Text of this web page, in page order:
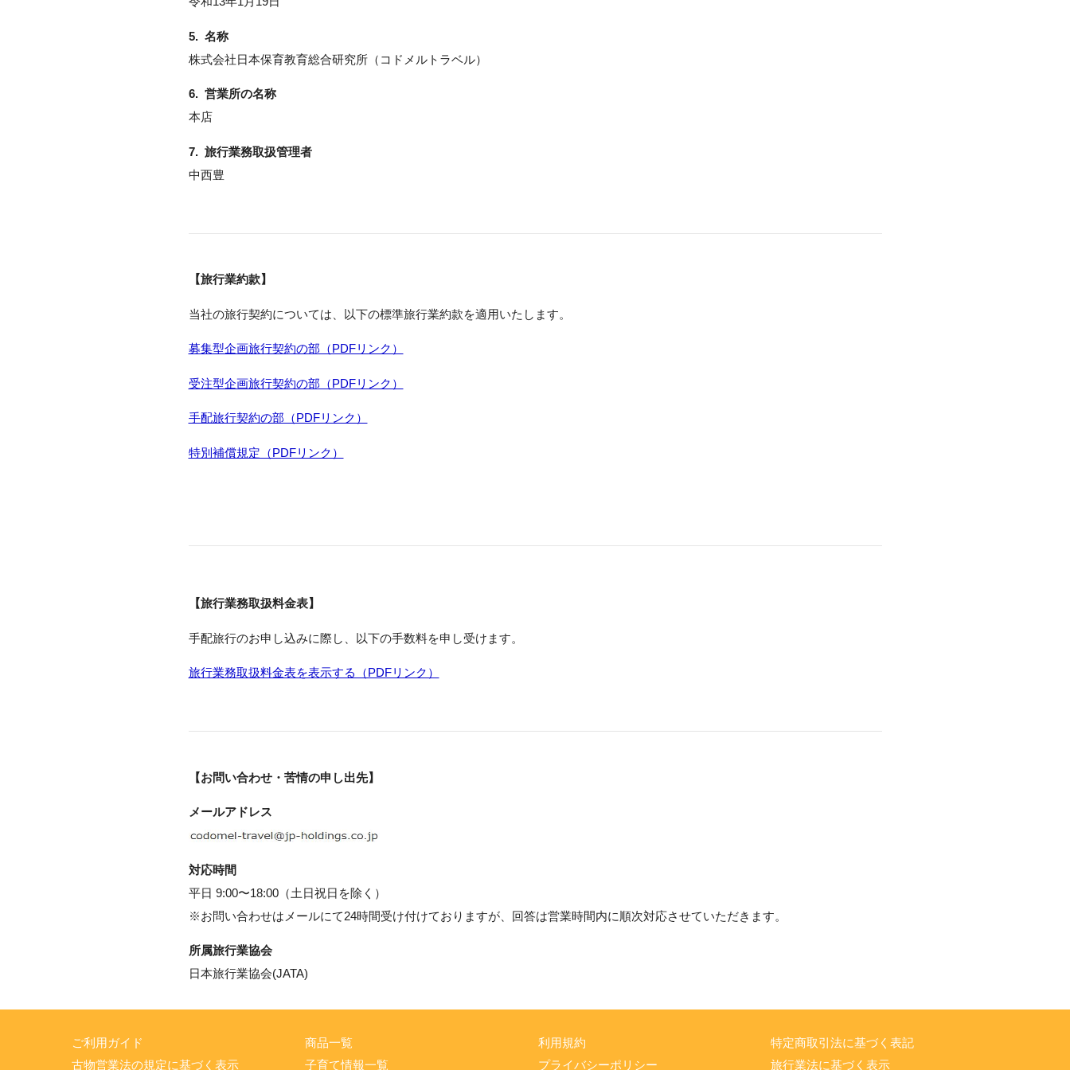
5. 名称
株式会社日本保育教育総合研究所（コドメルトラベル）
6. 営業所の名称
本店
7. 旅行業務取扱管理者
中西豊
【旅行業約款】
当社の旅行契約については、以下の標準旅行業約款を適用いたします。
募集型企画旅行契約の部（PDFリンク）
受注型企画旅行契約の部（PDFリンク）
手配旅行契約の部（PDFリンク）
特別補償規定（PDFリンク）
【旅行業務取扱料金表】
手配旅行のお申し込みに際し、以下の手数料を申し受けます。
旅行業務取扱料金表を表示する（PDFリンク）
【お問い合わせ・苦情の申し出先】
メールアドレス
対応時間
平日 9:00〜18:00（土日祝日を除く）
※お問い合わせはメールにて24時間受け付けておりますが、回答は営業時間内に順次対応させていただきます。
所属旅行業協会
日本旅行業協会(JATA)
ご利用ガイド
古物営業法の規定に基づく表示
商品一覧
子育て情報一覧
利用規約
プライバシーポリシー
特定商取引法に基づく表記
旅行業法に基づく表示